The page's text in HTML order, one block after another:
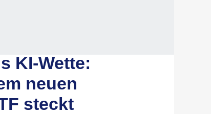
KI-Wette:
neuen
steckt